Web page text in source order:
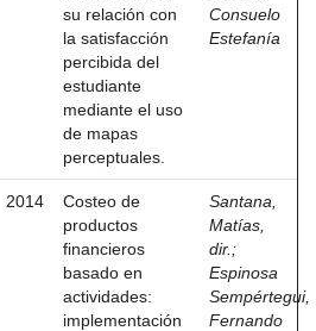
su relación con
la satisfacción
percibida del
estudiante
mediante el uso
de mapas
perceptuales.
Consuelo
Estefanía
2014
Costeo de
productos
financieros
basado en
actividades:
implementación
Santana,
Matías,
dir. ;
Espinosa
Sempértegui,
Fernando